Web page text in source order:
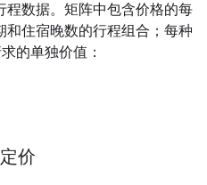
程数据。矩阵中包含价格的每
住宿晚数的行程组合；每种
的单独价值：
价